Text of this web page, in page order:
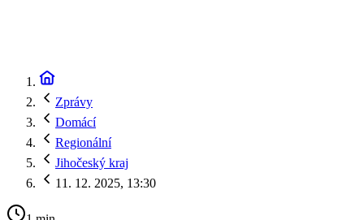
Zprávy
Domácí
Regionální
Jihočeský kraj
11. 12. 2025, 13:30